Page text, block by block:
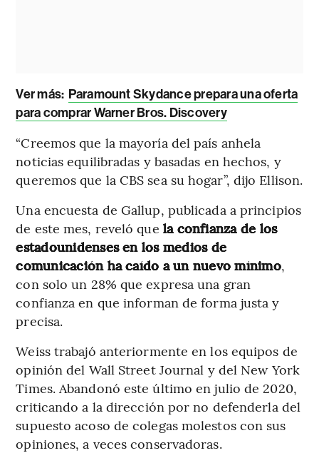
Ver más: Paramount Skydance prepara una oferta
para comprar Warner Bros. Discovery
“Creemos que la mayoría del país anhela
noticias equilibradas y basadas en hechos, y
queremos que la CBS sea su hogar”, dijo Ellison.
Una encuesta de Gallup, publicada a principios
de este mes, reveló que la confianza de los
estadounidenses en los medios de
comunicación ha caído a un nuevo mínimo,
con solo un 28% que expresa una gran
confianza en que informan de forma justa y
precisa.
Weiss trabajó anteriormente en los equipos de
opinión del Wall Street Journal y del New York
Times. Abandonó este último en julio de 2020,
criticando a la dirección por no defenderla del
supuesto acoso de colegas molestos con sus
opiniones, a veces conservadoras.